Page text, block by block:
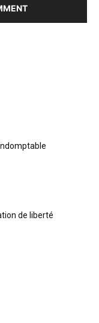
de liberté